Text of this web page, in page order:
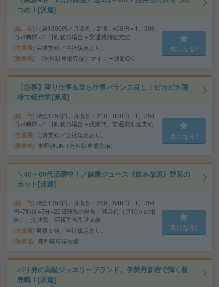
つめ！[派遣]
給 与 時給1300円／月収例：218、400円＝1、300
円×8時間×21日勤務の場合＋交通費別途支給
交通費 実費支給／当社規定あり。
勤務地 《無料駐車場完備》マイカー通勤OK
気になる!
【急募】座り仕事＆立ち仕事バランス良し！ピカピカ職
場で軽作業[派遣]
給 与 時給1250円／月収例：210、000円＝1、250
円×8時間×21日勤務の場合＋残業代、交通費別途支給
交通費 実費支給／当社規定あり。
勤務地 車通勤OK（無料駐車場完備）
気になる!
＼40～60代活躍中！／健康ジュース《飲み放題》野菜の
カット[派遣]
給 与 時給1350円／月収例：259、548円＝1、350
円×7時間45分×20日勤務の場合＋残業代（月10ｈの場
合）、交通費、深夜手当別途支給
交通費 実費支給／当社規定あり。
勤務地 無料駐車場完備
気になる!
パリ発の高級ジュエリーブランド。伊勢丹新宿で輝く販
売職！[派遣]